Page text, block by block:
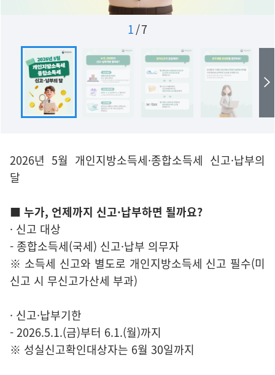
1/7
2026년 5월 개인지방소득세·종합소득세 신고·납부의
달
■ 누가, 언제까지 신고·납부하면 될까요?
· 신고 대상
- 종합소득세(국세) 신고·납부 의무자
※ 소득세 신고와 별도로 개인지방소득세 신고 필수(미
신고 시 무신고가산세 부과)
· 신고·납부기한
- 2026.5.1.(금)부터 6.1.(월)까지
※ 성실신고확인대상자는 6월 30일까지